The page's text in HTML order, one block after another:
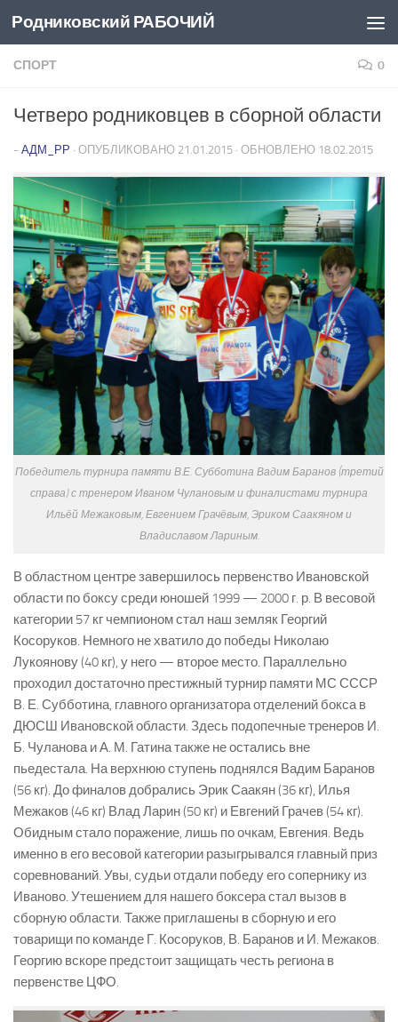
Перейти к содержимому
Родниковский РАБОЧИЙ
СПОРТ 0
Четверо родниковцев в сборной области
- АДМ_РР · ОПУБЛИКОВАНО 21.01.2015 · ОБНОВЛЕНО 18.02.2015
Победитель турнира памяти В.Е. Субботина Вадим Баранов (третий
справа) с тренером Иваном Чулановым и финалистами турнира
Ильёй Межаковым, Евгением Грачёвым, Эриком Саакяном и
Владиславом Лариным.
В областном центре завершилось первенство Ивановской
области по боксу среди юношей 1999 — 2000 г. р. В весовой
категории 57 кг чемпионом стал наш земляк Георгий
Косоруков. Немного не хватило до победы Николаю
Лукоянову (40 кг), у него — второе место. Параллельно
проходил достаточно престижный турнир памяти МС СССР
В. Е. Субботина, главного организатора отделений бокса в
ДЮСШ Ивановской области. Здесь подопечные тренеров И.
Б. Чуланова и А. М. Гатина также не остались вне
пьедестала. На верхнюю ступень поднялся Вадим Баранов
(56 кг). До финалов добрались Эрик Саакян (36 кг), Илья
Межаков (46 кг) Влад Ларин (50 кг) и Евгений Грачев (54 кг).
Обидным стало поражение, лишь по очкам, Евгения. Ведь
именно в его весовой категории разыгрывался главный приз
соревнований. Увы, судьи отдали победу его сопернику из
Иваново. Утешением для нашего боксера стал вызов в
сборную области. Также приглашены в сборную и его
товарищи по команде Г. Косоруков, В. Баранов и И. Межаков.
Георгию вскоре предстоит защищать честь региона в
первенстве ЦФО.